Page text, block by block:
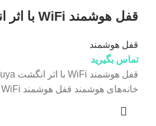
قفل هوشمند WiFi با اثر انگشت Tuya
قفل هوشمند
تماس بگیرید
خانه‌های هوشمند قفل هوشمند WiFi با اثر انگشت Tuya،